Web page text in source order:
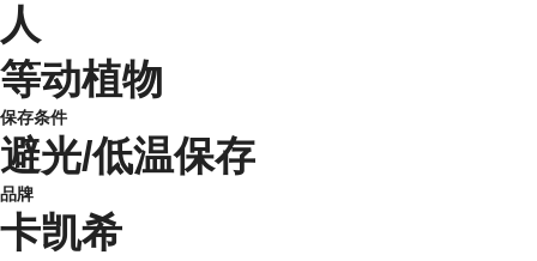
人
等动植物
保存条件
避光/低温保存
品牌
卡凯希